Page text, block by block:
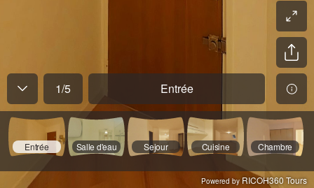
1/5 Entrée
Entrée Salle d'eau Sejour Cuisine Chambre
Powered by RICOH360 Tours